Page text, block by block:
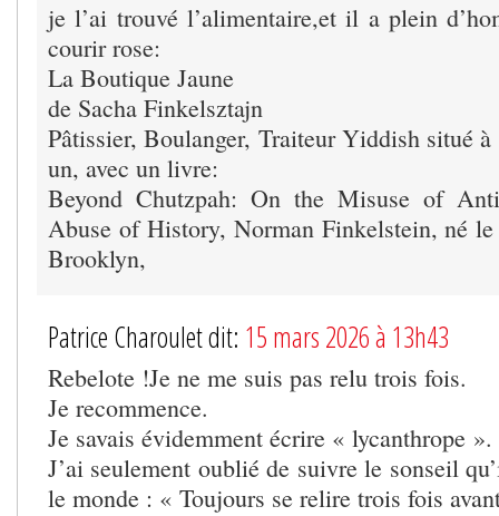
je l’ai trouvé l’alimentaire,et il a plein
courir rose:
La Boutique Jaune
de Sacha Finkelsztajn
Pâtissier, Boulanger, Traiteur Yiddish situé
un, avec un livre:
Beyond Chutzpah: On the Misuse of
Abuse of History, Norman Finkelstein, né
Brooklyn,
Patrice Charoulet dit: 15 mars 2026 à 13h43
Rebelote !Je ne me suis pas relu trois fois.
Je recommence.
Je savais évidemment écrire « lycanthrope ».
J’ai seulement oublié de suivre le sonseil
le monde : « Toujours se relire trois fois